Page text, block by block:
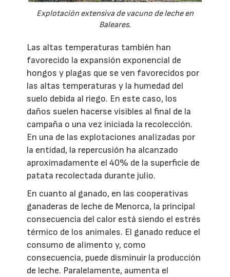
Explotación extensiva de vacuno de leche en
Baleares.
Las altas temperaturas también han
favorecido la expansión exponencial de
hongos y plagas que se ven favorecidos por
las altas temperaturas y la humedad del
suelo debida al riego. En este caso, los
daños suelen hacerse visibles al final de la
campaña o una vez iniciada la recolección.
En una de las explotaciones analizadas por
la entidad, la repercusión ha alcanzado
aproximadamente el 40% de la superficie de
patata recolectada durante julio.
En cuanto al ganado, en las cooperativas
ganaderas de leche de Menorca, la principal
consecuencia del calor está siendo el estrés
térmico de los animales. El ganado reduce el
consumo de alimento y, como
consecuencia, puede disminuir la producción
de leche. Paralelamente, aumenta el